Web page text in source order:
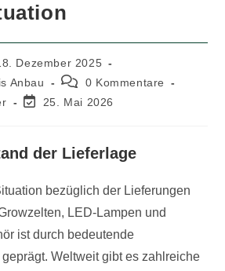
Dezember 2025
Anbau
Beitrags-
Kommentare:
0 Kommentare
Beitrag
am:
25. Mai 2026
der Lieferlage
bezüglich der Lieferungen
LED-Lampen und
ist durch bedeutende
Weltweit gibt es zahlreiche